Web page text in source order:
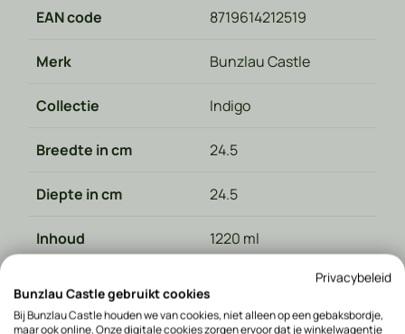
EAN code 8719614212519
Merk Bunzlau Castle
Collectie Indigo
Breedte in cm 24.5
Diepte in cm 24.5
Inhoud 1220 ml
Land van herkomst Polen
Privacybeleid
Bunzlau Castle gebruikt cookies
Bij Bunzlau Castle houden we van cookies, niet alleen op een gebaksbordje,
maar ook online. Onze digitale cookies zorgen ervoor dat je winkelwagentje